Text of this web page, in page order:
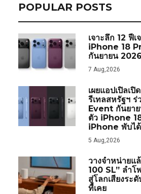
POPULAR POSTS
เจาะลึก 12 ฟี
iPhone 18
กันยายน 2026
7 Aug,2026
เผยแอปเปิลเ
รีเทลสหรัฐฯ
Event กันยา
ตัว iPhone
iPhone พับไ
5 Aug,2026
วางจำหน่ายแ
100 SL” ลำโ
สู่โลกเสียงระ
ที่เคย